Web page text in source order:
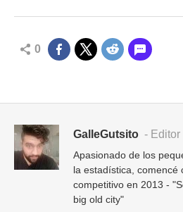
0
GalleGutsito - Editor
Apasionado de los
la estadística, comencé
competitivo en 2013 -
big old city"